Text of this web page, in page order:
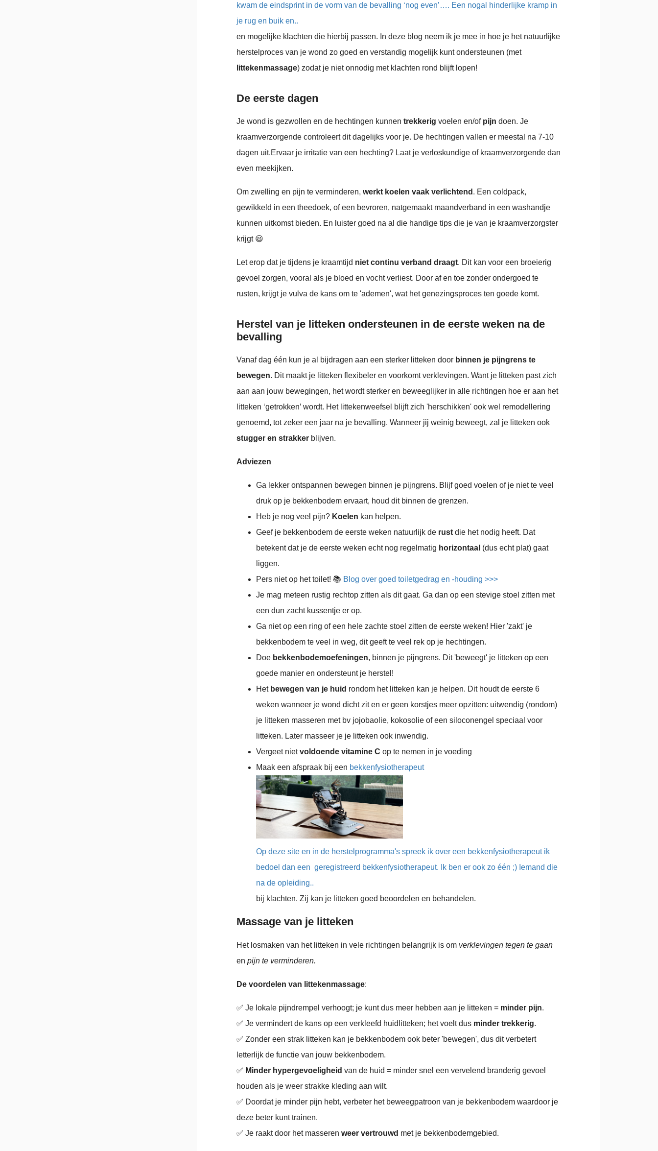
kwam de eindsprint in de vorm van de bevalling ‘nog even’…. Een nogal hinderlijke kramp in
je rug en buik en..
en mogelijke klachten die hierbij passen. In deze blog neem ik je mee in hoe je het natuurlijke
herstelproces van je wond zo goed en verstandig mogelijk kunt ondersteunen (met
littekenmassage) zodat je niet onnodig met klachten rond blijft lopen!
De eerste dagen
Je wond is gezwollen en de hechtingen kunnen trekkerig voelen en/of pijn doen. Je
kraamverzorgende controleert dit dagelijks voor je. De hechtingen vallen er meestal na 7-10
dagen uit.Ervaar je irritatie van een hechting? Laat je verloskundige of kraamverzorgende dan
even meekijken.
Om zwelling en pijn te verminderen, werkt koelen vaak verlichtend . Een coldpack,
gewikkeld in een theedoek, of een bevroren, natgemaakt maandverband in een washandje
kunnen uitkomst bieden. En luister goed na al die handige tips die je van je kraamverzorgster
krijgt 😃
Let erop dat je tijdens je kraamtijd niet continu verband draagt. Dit kan voor een broeierig
gevoel zorgen, vooral als je bloed en vocht verliest. Door af en toe zonder ondergoed te
rusten, krijgt je vulva de kans om te 'ademen', wat het genezingsproces ten goede komt.
Herstel van je litteken ondersteunen in de eerste weken na de
bevalling
Vanaf dag één kun je al bijdragen aan een sterker litteken door binnen je pijngrens te
bewegen. Dit maakt je litteken flexibeler en voorkomt verklevingen. Want je litteken past zich
aan aan jouw bewegingen, het wordt sterker en beweeglijker in alle richtingen hoe er aan het
litteken ‘getrokken’ wordt. Het littekenweefsel blijft zich 'herschikken' ook wel remodellering
genoemd, tot zeker een jaar na je bevalling. Wanneer jij weinig beweegt, zal je litteken ook
stugger en strakker blijven.
Adviezen
Ga lekker ontspannen bewegen binnen je pijngrens. Blijf goed voelen of je niet te veel
druk op je bekkenbodem ervaart, houd dit binnen de grenzen.
Heb je nog veel pijn? Koelen kan helpen.
Geef je bekkenbodem de eerste weken natuurlijk de rust die het nodig heeft. Dat
betekent dat je de eerste weken echt nog regelmatig horizontaal (dus echt plat) gaat
liggen.
Pers niet op het toilet! 📚 Blog over goed toiletgedrag en -houding >>>
Je mag meteen rustig rechtop zitten als dit gaat. Ga dan op een stevige stoel zitten met
een dun zacht kussentje er op.
Ga niet op een ring of een hele zachte stoel zitten de eerste weken! Hier 'zakt' je
bekkenbodem te veel in weg, dit geeft te veel rek op je hechtingen.
Doe bekkenbodemoefeningen, binnen je pijngrens. Dit 'beweegt' je litteken op een
goede manier en ondersteunt je herstel!
Het bewegen van je huid rondom het litteken kan je helpen. Dit houdt de eerste 6
weken wanneer je wond dicht zit en er geen korstjes meer opzitten: uitwendig (rondom)
je litteken masseren met bv jojobaolie, kokosolie of een siloconengel speciaal voor
litteken. Later masseer je je litteken ook inwendig.
Vergeet nietvoldoende vitamine C op te nemen in je voeding
Maak een afspraak bij een bekkenfysiotherapeut
Op deze site en in de herstelprogramma's spreek ik over een bekkenfysiotherapeut ik
bedoel dan een geregistreerd bekkenfysiotherapeut. Ik ben er ook zo één ;) Iemand die
na de opleiding..
bij klachten. Zij kan je litteken goed beoordelen en behandelen.
Massage van je litteken
Het losmaken van het litteken in vele richtingen belangrijk is om verklevingen tegen te gaan
en pijn te verminderen.
De voordelen van littekenmassage:
✅ Je lokale pijndrempel verhoogt; je kunt dus meer hebben aan je litteken = minder pijn.
✅ Je vermindert de kans op een verkleefd huidlitteken; het voelt dus minder trekkerig.
✅ Zonder een strak litteken kan je bekkenbodem ook beter 'bewegen', dus dit verbetert
letterlijk de functie van jouw bekkenbodem.
✅ Minder hypergevoeligheid van de huid = minder snel een vervelend branderig gevoel
houden als je weer strakke kleding aan wilt.
✅ Doordat je minder pijn hebt, verbeter het beweegpatroon van je bekkenbodem waardoor je
deze beter kunt trainen.
✅ Je raakt door het masseren weer vertrouwd met je bekkenbodemgebied.